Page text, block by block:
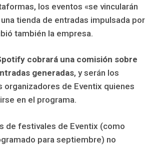
los eventos «se vincularán
tienda de entradas impulsada por
también la empresa.
cobrará una comisión sobre
generadas, y serán los
organizadores de Eventix quienes
en el programa.
de festivales de Eventix (como
para septiembre) no